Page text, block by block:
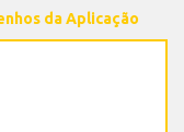
da Aplicação